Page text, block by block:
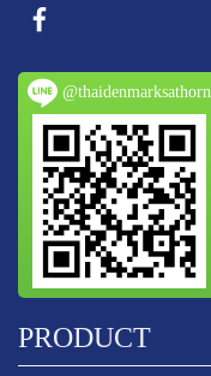
@thaidenmarksathorn
PRODUCT